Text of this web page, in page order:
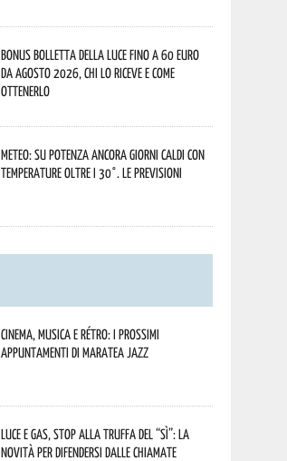
Bonus bolletta della luce fino a 60 euro
da agosto 2026, chi lo riceve e come
ottenerlo
Meteo: su Potenza ancora giorni caldi con
temperature oltre i 30°. Le previsioni
Cinema, musica e rétro: i prossimi
appuntamenti di Maratea Jazz
Luce e gas, stop alla truffa del “Sì”: la
novità per difendersi dalle chiamate